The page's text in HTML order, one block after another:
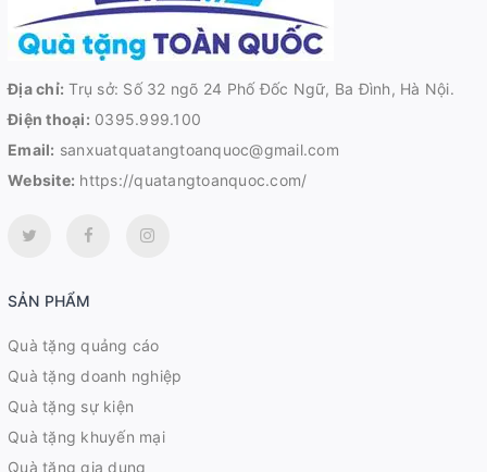
Địa chỉ: Trụ sở: Số 32 ngõ 24 Phố Đốc Ngữ, Ba Đình, Hà Nội.
Điện thoại: 0395.999.100
Email: sanxuatquatangtoanquoc@gmail.com
Website: https://quatangtoanquoc.com/
SẢN PHẨM
Quà tặng quảng cáo
Quà tặng doanh nghiệp
Quà tặng sự kiện
Quà tặng khuyến mại
Quà tặng gia dụng